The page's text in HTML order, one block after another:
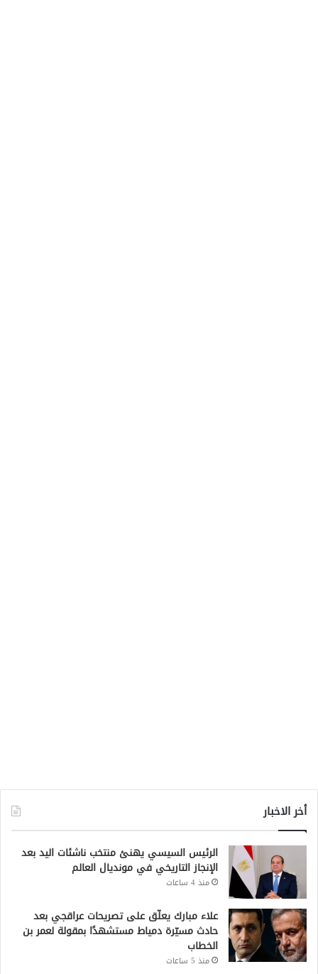
أخر الاخبار
الرئيس السيسي يهنئ منتخب ناشئات اليد بعد
الإنجاز التاريخي في مونديال العالم
منذ 4 ساعات
علاء مبارك يعلّق على تصريحات عراقجي بعد
حادث مسيّرة دمياط مستشهدًا بمقولة لعمر بن
الخطاب
منذ 5 ساعات